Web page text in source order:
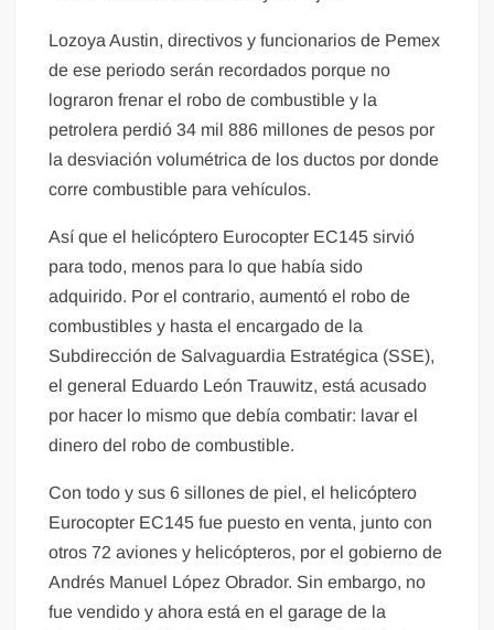
Lozoya Austin, directivos y funcionarios de Pemex
de ese periodo serán recordados porque no
lograron frenar el robo de combustible y la
petrolera perdió 34 mil 886 millones de pesos por
la desviación volumétrica de los ductos por donde
corre combustible para vehículos.
Así que el helicóptero Eurocopter EC145 sirvió
para todo, menos para lo que había sido
adquirido. Por el contrario, aumentó el robo de
combustibles y hasta el encargado de la
Subdirección de Salvaguardia Estratégica (SSE),
el general Eduardo León Trauwitz, está acusado
por hacer lo mismo que debía combatir: lavar el
dinero del robo de combustible.
Con todo y sus 6 sillones de piel, el helicóptero
Eurocopter EC145 fue puesto en venta, junto con
otros 72 aviones y helicópteros, por el gobierno de
Andrés Manuel López Obrador. Sin embargo, no
fue vendido y ahora está en el garage de la